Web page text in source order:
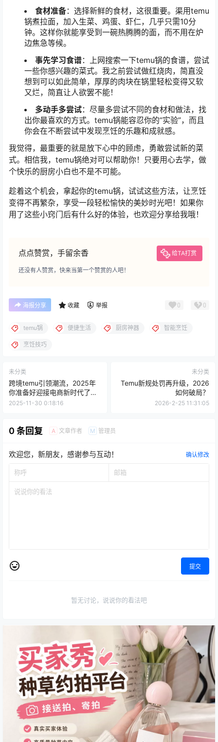
食材准备：选择新鲜的食材，这很重要。渠用temu
锅煮拉面，加入生菜、鸡蛋、虾仁，几乎只需10分
钟。这样你就能享受到一碗热腾腾的面，而不用在炉
边焦急等候。
事先学习食谱：上网搜索一下temu锅的食谱，尝试
一些你感兴趣的菜式。我之前尝试做红烧肉，简直没
想到可以如此简单，厚厚的肉块在锅里轻松变得又软
又烂，简直让人欲罢不能！
多动手多尝试：尽量多尝试不同的食材和做法，找
出你最喜欢的方式。temu锅能容忍你的“实验”，而且
你会在不断尝试中发现烹饪的乐趣和成就感。
我觉得，最重要的就是放下心中的顾虑，勇敢尝试新的菜
式。相信我，temu锅绝对可以帮助你！只要用心去学，做
个快乐的厨房小白也不是不可能。
趁着这个机会，拿起你的temu锅，试试这些方法，让烹饪
变得不再繁杂，享受一段轻松愉快的美妙时光吧！如果你
用了这些小窍门后有什么好的体验，也欢迎分享给我哦！
点点赞赏，手留余香 给TA打赏
还没有人赞赏，快来当第一个赞赏的人吧！
海报分享 收藏 举报 0 0
temu锅 便捷生活 厨房神器 智能烹饪
烹饪技巧
未分类
跨境temu引领潮流，2025年
你准备好迎接电商新时代了
吗？
2025-11-30 0:18:16
未分类
Temu新规处罚再升级，2026
如何破局？
2026-2-25 11:31:05
0 条回复 A 文章作者 M 管理员
欢迎您，新朋友，感谢参与互动！ 确认修改
提交
暂无讨论，说说你的看法吧